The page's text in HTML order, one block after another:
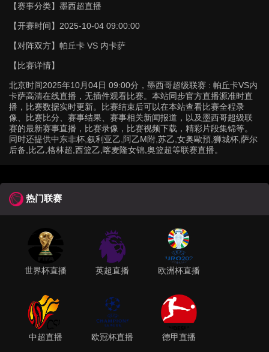
【赛事分类】 墨西超直播
【开赛时间】 2025-10-04 09:00:00
【对阵双方】 帕丘卡 VS 内卡萨
【比赛详情】
北京时间2025年10月04日 09:00分，墨西哥超级联赛 : 帕丘卡VS内
卡萨高清在线直播，无插件观看比赛。本站同步官方直播源准时直
播，比赛数据实时更新。比赛结束后可以在本站查看比赛全程录
像、比赛比分、赛事结果、赛事相关新闻报道，以及墨西哥超级联
赛的最新赛事直播，比赛录像，比赛视频下载，精彩片段集锦等。
同时还提供中东非杯,叙利亚乙,阿乙M附,苏乙,女奥歐預,狮城杯,萨尔
后备,比乙,格林超,西篮乙,喀麦隆女锦,奥篮超等联赛直播。
热门联赛
世界杯直播 英超直播 欧洲杯直播
中超直播 欧冠杯直播 德甲直播